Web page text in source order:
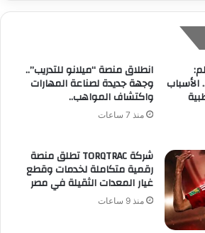
الأسباب
انطلاق منصة “ميلانو للتدريب”..
وجهة جديدة لصناعة المهارات
واكتشاف المواهب..
منذ 7 ساعات
شركة TORQTRAC تطلق منصة
رقمية متكاملة لخدمات وقطع
غيار المعدات الثقيلة في مصر
منذ 9 ساعات